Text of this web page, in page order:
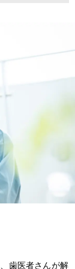
歯医者さんが解